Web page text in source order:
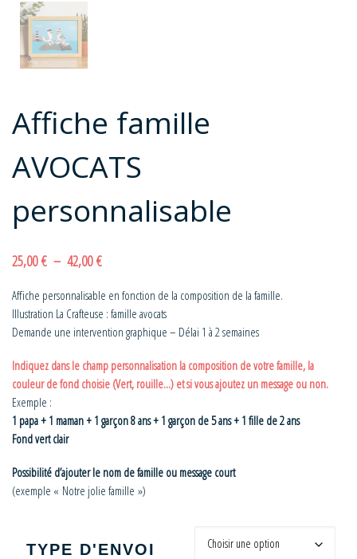
Affiche famille
AVOCATS
personnalisable
25,00€ – 42,00€Plage de prix : 25,00 € à 42,00 €
Affiche personnalisable en fonction de la composition de la famille.
Illustration La Crafteuse : famille avocats
Demande une intervention graphique – Délai 1 à 2 semaines
Indiquez dans le champ personnalisation la composition de votre famille, la
couleur de fond choisie (Vert, rouille…) et si vous ajoutez un message ou non.
Exemple :
1 papa + 1 maman + 1 garçon 8 ans + 1 garçon de 5 ans + 1 fille de 2 ans
Fond vert clair
Possibilité d’ajouter le nom de famille ou message court
(exemple « Notre jolie famille »)
TYPE D'ENVOI